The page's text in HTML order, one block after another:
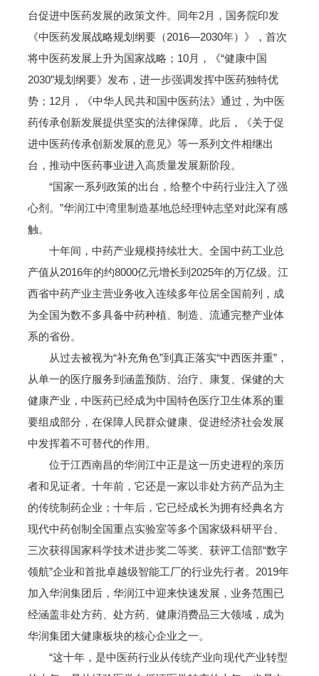
台促进中医药发展的政策文件。同年2月，国务院印发
《中医药发展战略规划纲要（2016—2030年）》，首次
将中医药发展上升为国家战略；10月，《“健康中国
2030”规划纲要》发布，进一步强调发挥中医药独特优
势；12月，《中华人民共和国中医药法》通过，为中医
药传承创新发展提供坚实的法律保障。此后，《关于促
进中医药传承创新发展的意见》等一系列文件相继出
台，推动中医药事业进入高质量发展新阶段。
“国家一系列政策的出台，给整个中药行业注入了强
心剂。”华润江中湾里制造基地总经理钟志坚对此深有感
触。
十年间，中药产业规模持续壮大。全国中药工业总
产值从2016年的约8000亿元增长到2025年的万亿级。江
西省中药产业主营业务收入连续多年位居全国前列，成
为全国为数不多具备中药种植、制造、流通完整产业体
系的省份。
从过去被视为“补充角色”到真正落实“中西医并重”，
从单一的医疗服务到涵盖预防、治疗、康复、保健的大
健康产业，中医药已经成为中国特色医疗卫生体系的重
要组成部分，在保障人民群众健康、促进经济社会发展
中发挥着不可替代的作用。
位于江西南昌的华润江中正是这一历史进程的亲历
者和见证者。十年前，它还是一家以非处方药产品为主
的传统制药企业；十年后，它已经成长为拥有经典名方
现代中药创制全国重点实验室等多个国家级科研平台、
三次获得国家科学技术进步奖二等奖、获评工信部“数字
领航”企业和首批卓越级智能工厂的行业先行者。2019年
加入华润集团后，华润江中迎来快速发展，业务范围已
经涵盖非处方药、处方药、健康消费品三大领域，成为
华润集团大健康板块的核心企业之一。
“这十年，是中医药行业从传统产业向现代产业转型